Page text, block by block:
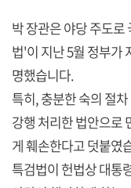
박 장관은 야당 주도로
법'이 지난 5월 정부가
명했습니다.
특히, 충분한 숙의 절
강행 처리한 법안으로
게 훼손한다고 덧붙였
특검법이 헌법상 대통